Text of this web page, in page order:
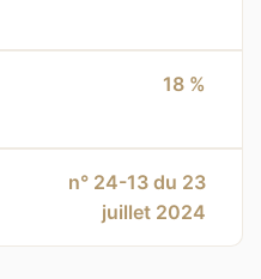
18 %
n° 24-13 du 23
juillet 2024